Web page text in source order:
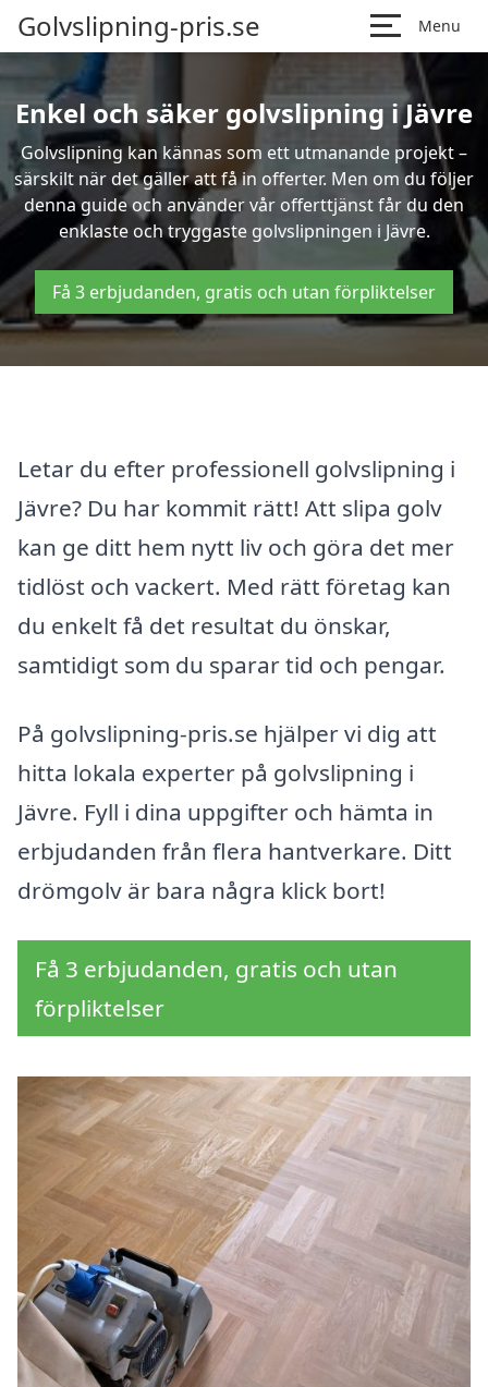
Golvslipning-pris.se Menu
Enkel och säker golvslipning i Jävre
Golvslipning kan kännas som ett utmanande projekt –
särskilt när det gäller att få in offerter. Men om du följer
denna guide och använder vår offerttjänst får du den
enklaste och tryggaste golvslipningen i Jävre.
Få 3 erbjudanden, gratis och utan förpliktelser
Letar du efter professionell golvslipning i
Jävre? Du har kommit rätt! Att slipa golv
kan ge ditt hem nytt liv och göra det mer
tidlöst och vackert. Med rätt företag kan
du enkelt få det resultat du önskar,
samtidigt som du sparar tid och pengar.
På golvslipning-pris.se hjälper vi dig att
hitta lokala experter på golvslipning i
Jävre. Fyll i dina uppgifter och hämta in
erbjudanden från flera hantverkare. Ditt
drömgolv är bara några klick bort!
Få 3 erbjudanden, gratis och utan
förpliktelser